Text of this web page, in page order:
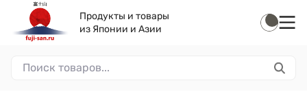
Продукты и товары
из Японии и Азии